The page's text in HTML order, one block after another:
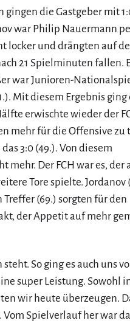
die Gastgeber mit
war Philip Nauermann
locker und drängten auf
21 Spielminuten fallen.
war Junioren-
Mit diesem Ergebnis ging
erwischte wieder der
mehr für die Offensive zu
3:0 (49.). Von diesem
mehr. Der FCH war es, der
Tore spielte. Jordanov
(69.) sorgten für den
der Appetit auf mehr
So ging es auch uns
super Leistung. Sowohl
wir heute überzeugen.
Spielverlauf her war